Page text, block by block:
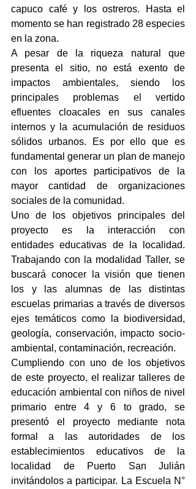
capuco café y los ostreros. Hasta el
momento se han registrado 28 especies
en la zona.
A pesar de la riqueza natural que
presenta el sitio, no está exento de
impactos ambientales, siendo los
principales problemas el vertido
efluentes cloacales en sus canales
internos y la acumulación de residuos
sólidos urbanos. Es por ello que es
fundamental generar un plan de manejo
con los aportes participativos de la
mayor cantidad de organizaciones
sociales de la comunidad.
Uno de los objetivos principales del
proyecto es la interacción con
entidades educativas de la localidad.
Trabajando con la modalidad Taller, se
buscará conocer la visión que tienen
los y las alumnas de las distintas
escuelas primarias a través de diversos
ejes temáticos como la biodiversidad,
geología, conservación, impacto socio-
ambiental, contaminación, recreación.
Cumpliendo con uno de los objetivos
de este proyecto, el realizar talleres de
educación ambiental con niños de nivel
primario entre 4 y 6 to grado, se
presentó el proyecto mediante nota
formal a las autoridades de los
establecimientos educativos de la
localidad de Puerto San Julián
invitándolos a participar. La Escuela N°